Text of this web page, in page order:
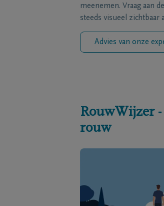
meenemen. Vraag aan
steeds visueel zichtbaar
Advies van onze
RouwWijzer
rouw